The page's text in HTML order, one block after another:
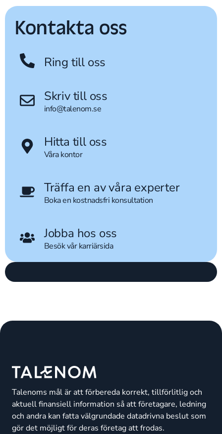
Kontakta oss
Ring till oss
Skriv till oss
info@talenom.se
Hitta till oss
Våra kontor
Träffa en av våra experter
Boka en kostnadsfri konsultation
Jobba hos oss
Besök vår karriärsida
Talenoms mål är att förbereda korrekt, tillförlitlig och
aktuell finansiell information så att företagare, ledning
och andra kan fatta välgrundade datadrivna beslut som
gör det möjligt för deras företag att frodas.